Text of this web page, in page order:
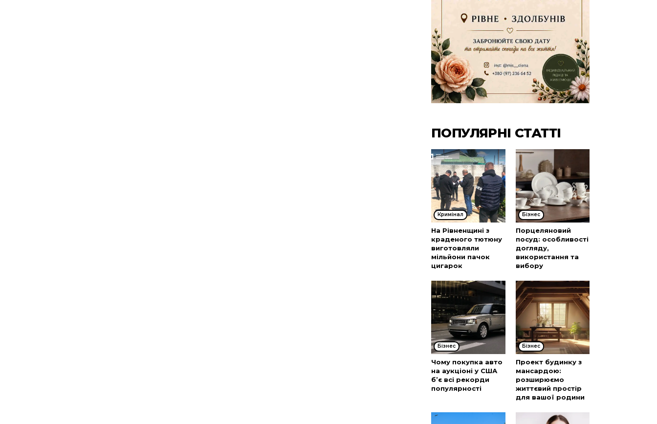
ПОПУЛЯРНІ СТАТТІ
Кримінал
На Рівненщині з
краденого тютюну
виготовляли
мільйони пачок
цигарок
Бізнес
Порцеляновий
посуд: особливості
догляду,
використання та
вибору
Бізнес
Чому покупка авто
на аукціоні у США
б’є всі рекорди
популярності
Бізнес
Проект будинку з
мансардою:
розширюємо
життєвий простір
для вашої родини